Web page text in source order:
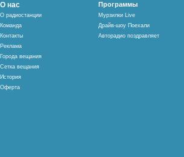
О нас
О радиостанции
Команда
Контакты
Реклама
Города вещания
Сетка вещания
История
Оферта
Программы
Мурзилки Live
Драйв-шоу Поехали
Авторадио поздравляет